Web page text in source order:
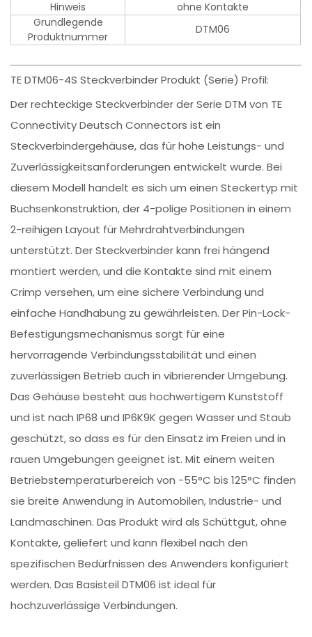
Hinweis
ohne Kontakte
Grundlegende
Produktnummer
DTM06
TE DTM06-4S Steckverbinder Produkt (Serie) Profil:
Der rechteckige Steckverbinder der Serie DTM von TE
Connectivity Deutsch Connectors ist ein
Steckverbindergehäuse, das für hohe Leistungs- und
Zuverlässigkeitsanforderungen entwickelt wurde. Bei
diesem Modell handelt es sich um einen Steckertyp mit
Buchsenkonstruktion, der 4-polige Positionen in einem
2-reihigen Layout für Mehrdrahtverbindungen
unterstützt. Der Steckverbinder kann frei hängend
montiert werden, und die Kontakte sind mit einem
Crimp versehen, um eine sichere Verbindung und
einfache Handhabung zu gewährleisten. Der Pin-Lock-
Befestigungsmechanismus sorgt für eine
hervorragende Verbindungsstabilität und einen
zuverlässigen Betrieb auch in vibrierender Umgebung.
Das Gehäuse besteht aus hochwertigem Kunststoff
und ist nach IP68 und IP6K9K gegen Wasser und Staub
geschützt, so dass es für den Einsatz im Freien und in
rauen Umgebungen geeignet ist. Mit einem weiten
Betriebstemperaturbereich von -55°C bis 125°C finden
sie breite Anwendung in Automobilen, Industrie- und
Landmaschinen. Das Produkt wird als Schüttgut, ohne
Kontakte, geliefert und kann flexibel nach den
spezifischen Bedürfnissen des Anwenders konfiguriert
werden. Das Basisteil DTM06 ist ideal für
hochzuverlässige Verbindungen.